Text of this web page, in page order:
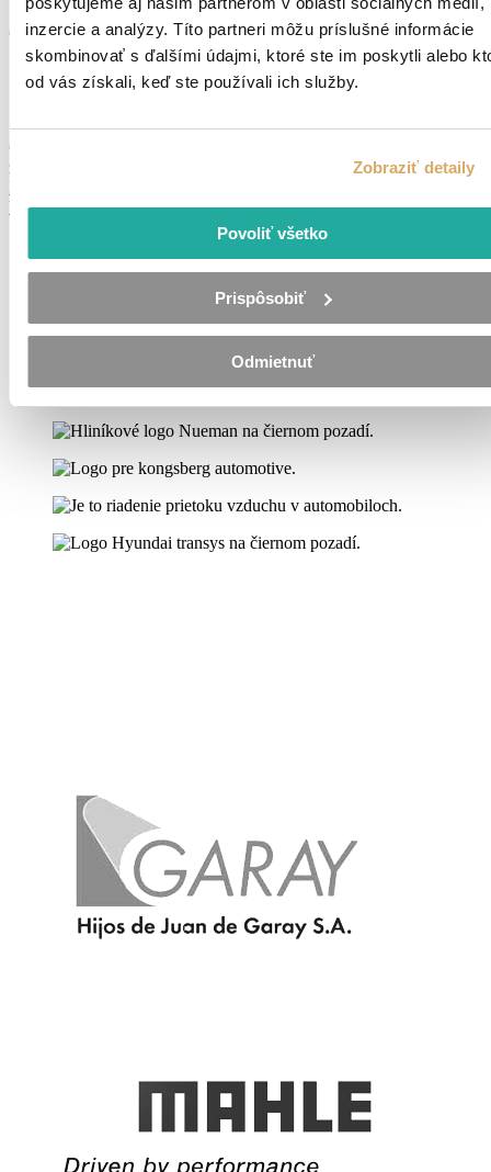
inzercie a analýzy. Títo partneri môžu príslušné informácie
skombinovať s ďalšími údajmi, ktoré ste im poskytli alebo
od vás získali, keď ste používali ich služby.
Zobraziť detaily
Povoliť všetko
Prispôsobiť
Odmietnuť
Operátor výroby – Piešťany
TPP
Od 5,80 - 6,71 €
zárobok 1 200 €)
Detail ponuky
Všetky ponuky